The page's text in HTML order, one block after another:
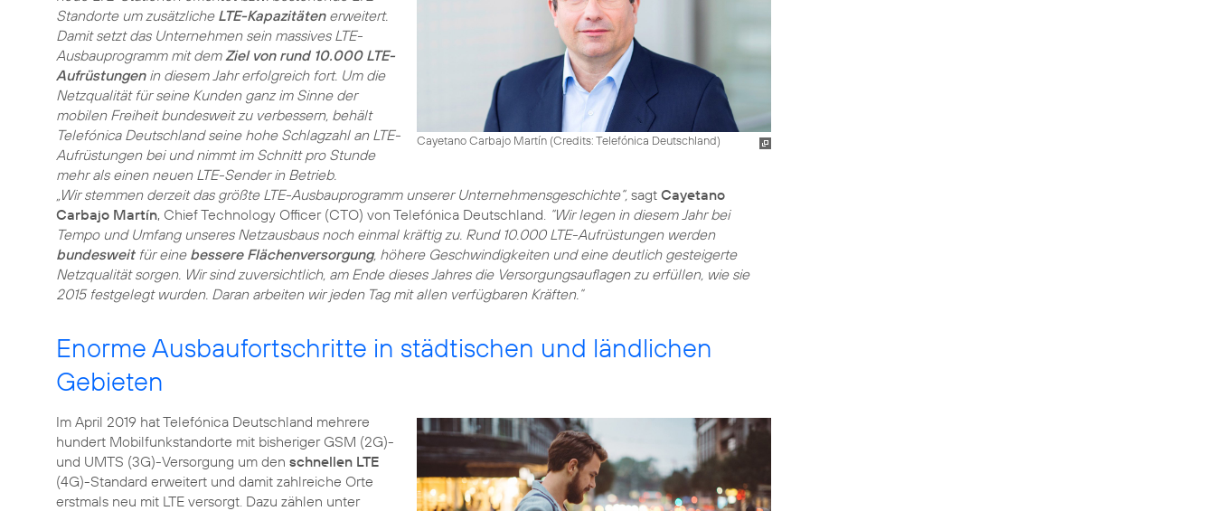
Cayetano Carbajo Martín (Credits: Telefónica Deutschland)
Standorte um zusätzliche LTE-Kapazitätenerweitert.
Damit setzt das Unternehmen sein massives LTE-
Ausbauprogramm mit demZiel von rund 10.000 LTE-
Aufrüstungenin diesem Jahr erfolgreich fort. Um die
Netzqualität für seine Kunden ganz im Sinne der
mobilen Freiheit bundesweit zu verbessern, behält
Telefónica Deutschland seine hohe Schlagzahl an LTE-
Aufrüstungen bei und nimmt im Schnitt pro Stunde
mehr als einen neuen LTE-Sender in Betrieb.
„Wir stemmen derzeit das größte LTE-Ausbauprogramm unserer Unternehmensgeschichte“, sagt Cayetano
Carbajo Martín, Chief Technology Officer (CTO) von Telefónica Deutschland. “Wir legen in diesem Jahr bei
Tempo und Umfang unseres Netzausbaus noch einmal kräftig zu. Rund 10.000 LTE-Aufrüstungen werden
bundesweitfür eine bessere Flächenversorgung, höhere Geschwindigkeiten und eine deutlich gesteigerte
Netzqualität sorgen. Wir sind zuversichtlich, am Ende dieses Jahres die Versorgungsauflagen zu erfüllen, wie sie
2015 festgelegt wurden. Daran arbeiten wir jeden Tag mit allen verfügbaren Kräften.”
Enorme Ausbaufortschritte in städtischen und ländlichen
Gebieten
Im April 2019 hat Telefónica Deutschland mehrere
hundert Mobilfunkstandorte mit bisheriger GSM (2G)-
und UMTS (3G)-Versorgung um den schnellen LTE
(4G)-Standard erweitert und damit zahlreiche Orte
erstmals neu mit LTE versorgt. Dazu zählen unter